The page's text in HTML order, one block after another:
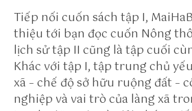
to
h
tt
p
s:
//
Tiếp nối cuốn sách tập I,
thiệu tới bạn đọc cuốn Nông
lịch sử tập II cũng là tập cuối
Khác với tập I, tập trung chủ
xã – chế độ sở hữu ruộng đất –
nghiệp và vai trò của làng xã